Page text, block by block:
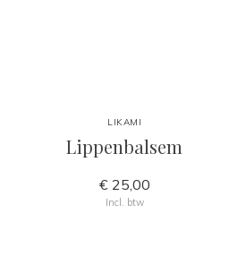
LIKAMI
Lippenbalsem
€ 25,00
Incl. btw